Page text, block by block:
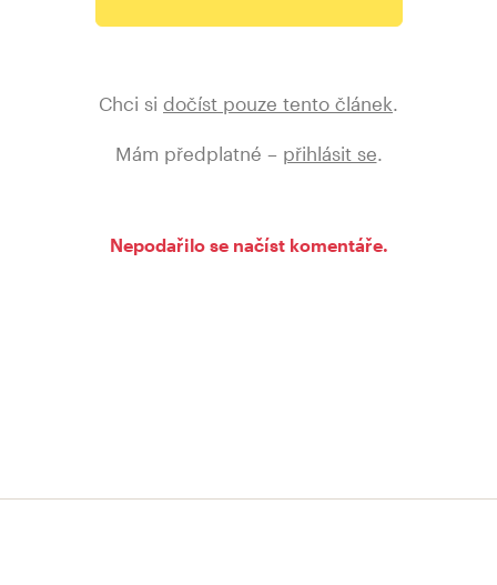
Chci si dočíst pouze tento článek
Mám předplatné – přihlásit se
Nepodařilo se načíst komentáře.